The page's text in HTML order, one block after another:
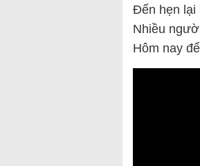
Đến hẹn lại
Nhiều
Hôm nay